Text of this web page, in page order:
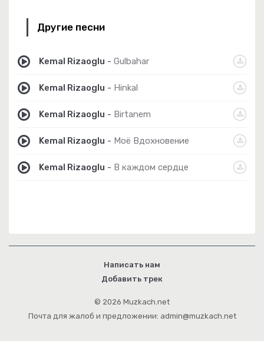
Другие песни
Kemal Rizaoglu - Gulbahar
Kemal Rizaoglu - Hinkal
Kemal Rizaoglu - Birtanem
Kemal Rizaoglu - Моё Вдохновение
Kemal Rizaoglu - В каждом сердце
Написать нам
Добавить трек
© 2026 Muzkach.net
Почта для жалоб и предложении: admin@muzkach.net